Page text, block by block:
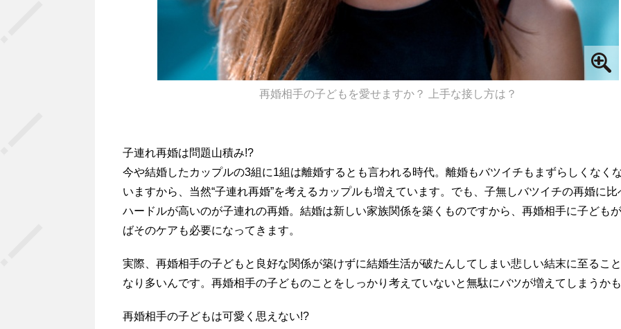
再婚相手の子どもを愛せますか？ 上手な接し方は？
子連れ再婚は問題山積み!?
今や結婚したカップルの3組に1組は離婚するとも言われる時代。離婚もバツイチもまずらしくなく
いますから、当然“子連れ再婚”を考えるカップルも増えています。でも、子無しバツイチの再婚に比
ハードルが高いのが子連れの再婚。結婚は新しい家族関係を築くものですから、再婚相手に子ども
ばそのケアも必要になってきます。
実際、再婚相手の子どもと良好な関係が築けずに結婚生活が破たんしてしまい悲しい結末に至るこ
なり多いんです。再婚相手の子どものことをしっかり考えていないと無駄にバツが増えてしまうか
再婚相手の子どもは可愛く思えない!?